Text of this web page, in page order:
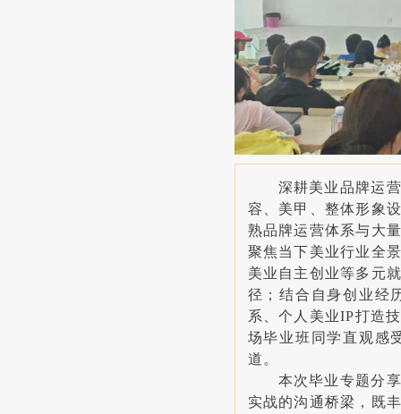
深耕美业品牌运
容、美甲、整体形象
熟品牌运营体系与大
聚焦当下美业行业全
美业自主创业等多元
径；结合自身创业经
系、个人美业IP打造
场毕业班同学直观感
道。
本次毕业专题分
实战的沟通桥梁，既